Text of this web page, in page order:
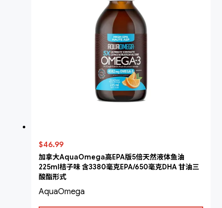
$46.99
加拿大AquaOmega高EPA版5倍天然液体鱼油
225ml桔子味 含3380毫克EPA/650毫克DHA 甘油三
酸酯形式
AquaOmega